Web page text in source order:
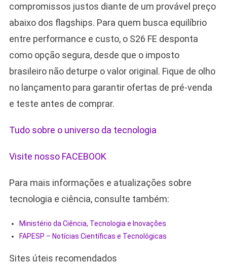
compromissos justos diante de um provável preço
abaixo dos flagships. Para quem busca equilíbrio
entre performance e custo, o S26 FE desponta
como opção segura, desde que o imposto
brasileiro não deturpe o valor original. Fique de olho
no lançamento para garantir ofertas de pré-venda
e teste antes de comprar.
Tudo sobre o universo da tecnologia
Visite nosso FACEBOOK
Para mais informações e atualizações sobre
tecnologia e ciência, consulte também:
Ministério da Ciência, Tecnologia e Inovações
FAPESP – Notícias Científicas e Tecnológicas
Sites úteis recomendados